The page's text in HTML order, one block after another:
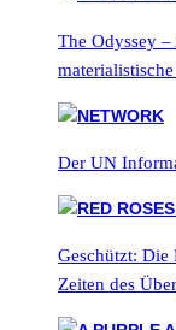
The Odyssey
Der UN
Geschützt:
Zeiten des